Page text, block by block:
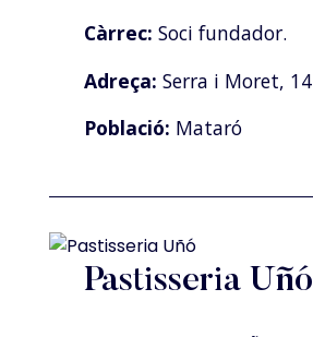
Càrrec: Soci fundador.
Adreça: Serra i Moret, 14
Població: Mataró
Pastisseria Uñó